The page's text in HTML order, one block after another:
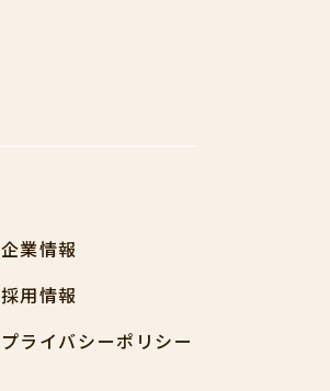
企業情報
採用情報
プライバシーポリシー